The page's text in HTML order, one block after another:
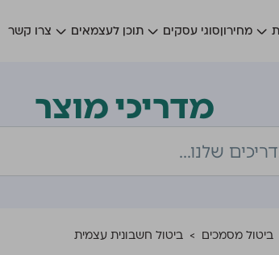
מחירוןסוגי עסקים תוכן לעצמאים צרו קשר
מדריכי מוצר
ביטול מסמכים > ביטול חשבונית עצמית